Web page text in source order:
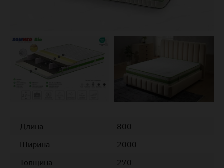
Длина
800
Ширина
2000
Толщина
270